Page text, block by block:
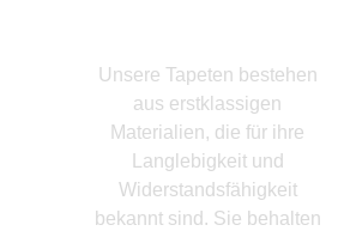
Unsere Tapeten bestehen
aus erstklassigen
Materialien, die für ihre
Langlebigkeit und
Widerstandsfähigkeit
bekannt sind. Sie behalten